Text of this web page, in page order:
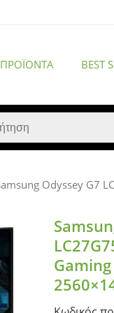
BEST
Odyssey G7